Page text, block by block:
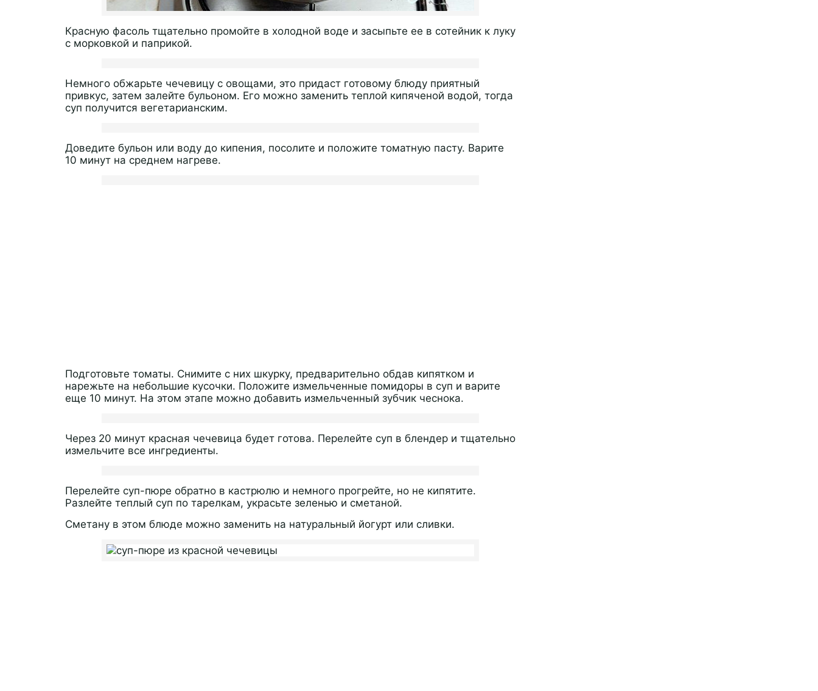
Красную фасоль тщательно промойте в холодной воде и засыпьте ее в сотейник к луку
с морковкой и паприкой.
Немного обжарьте чечевицу с овощами, это придаст готовому блюду приятный
привкус, затем залейте бульоном. Его можно заменить теплой кипяченой водой, тогда
суп получится вегетарианским.
Доведите бульон или воду до кипения, посолите и положите томатную пасту. Варите
10 минут на среднем нагреве.
Подготовьте томаты. Снимите с них шкурку, предварительно обдав кипятком и
нарежьте на небольшие кусочки. Положите измельченные помидоры в суп и варите
еще 10 минут. На этом этапе можно добавить измельченный зубчик чеснока.
Через 20 минут красная чечевица будет готова. Перелейте суп в блендер и тщательно
измельчите все ингредиенты.
Перелейте суп-пюре обратно в кастрюлю и немного прогрейте, но не кипятите.
Разлейте теплый суп по тарелкам, украсьте зеленью и сметаной.
Сметану в этом блюде можно заменить на натуральный йогурт или сливки.